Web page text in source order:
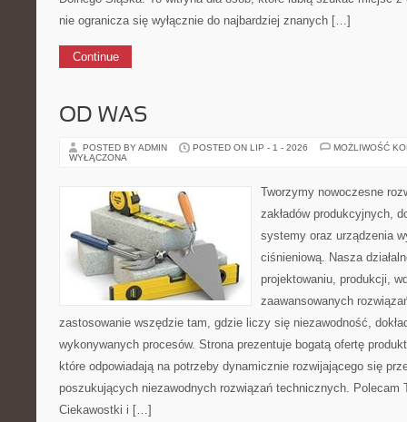
nie ogranicza się wyłącznie do najbardziej znanych […]
Continue
OD WAS
POSTED BY ADMIN POSTED ON LIP - 1 - 2026
MOŻLIWOŚĆ
WYŁĄCZONA
Tworzymy nowoczesne
zakładów produkcyjnych,
systemy oraz urządzenia
ciśnieniową. Nasza
projektowaniu, produkcji,
zaawansowanych
zastosowanie wszędzie tam, gdzie liczy się niezawodność,
wykonywanych procesów. Strona prezentuje bogatą ofertę
które odpowiadają na potrzeby dynamicznie rozwijającego się
poszukujących niezawodnych rozwiązań technicznych. Polecam
Ciekawostki i […]